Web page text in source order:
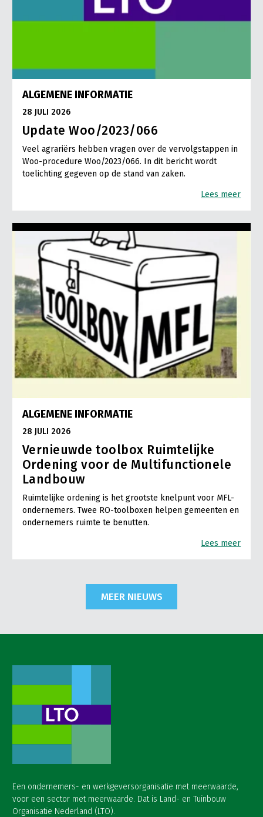
ALGEMENE INFORMATIE
28 JULI 2026
Update Woo/2023/066
Veel agrariërs hebben vragen over de vervolgstappen in
Woo-procedure Woo/2023/066. In dit bericht wordt
toelichting gegeven op de stand van zaken.
Lees meer
ALGEMENE INFORMATIE
28 JULI 2026
Vernieuwde toolbox Ruimtelijke
Ordening voor de Multifunctionele
Landbouw
Ruimtelijke ordening is het grootste knelpunt voor MFL-
ondernemers. Twee RO-toolboxen helpen gemeenten en
ondernemers ruimte te benutten.
Lees meer
MEER NIEUWS
Een ondernemers- en werkgeversorganisatie met meerwaarde,
voor een sector met meerwaarde. Dat is Land- en Tuinbouw
Organisatie Nederland (LTO).